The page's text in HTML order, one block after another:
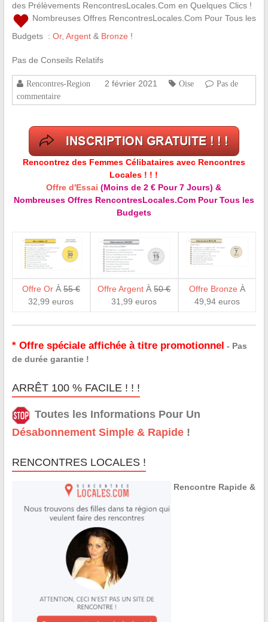
des Prélèvements RencontresLocales.Com en Quelques Clics !
Nombreuses Offres RencontresLocales.Com Pour Tous les
Budgets : Or, Argent& Bronze !
Pas de Conseils Relatifs
Rencontres-Region 2 février 2021 Oise
Pas de
commentaire
Rencontrez des Femmes Célibataires avec Rencontres
Locales ! ! !
Offre d'Essai (Moins de 2 € Pour 7 Jours) &
Nombreuses Offres RencontresLocales.Com Pour Tous les
Budgets
Offre OrÀ 55 €
32,99 euros
Offre Argent À50 €
31,99 euros
Offre Bronze À
49,94 euros
* Offre spéciale affichée à titre promotionnel - Pas
de durée garantie !
ARRÊT 100 % FACILE ! ! !
Toutes les Informations Pour Un
Désabonnement Simple & Rapide!
RENCONTRES LOCALES !
Rencontre Rapide &